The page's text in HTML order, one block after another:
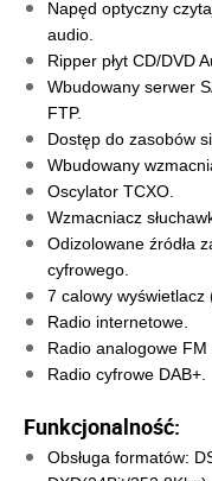
Napęd optyczny
audio.
Ripper płyt CD/DVD
Wbudowany serwer
FTP.
Dostęp do zasobów
Wbudowany
Oscylator TCXO.
Wzmacniacz
Odizolowane źródła
cyfrowego.
7 calowy wyświetlacz
Radio internetowe.
Radio analogowe FM
Radio cyfrowe DAB+.
Funkcjonalność:
Obsługa formatów: